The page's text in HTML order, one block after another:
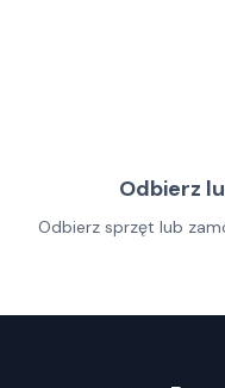
Odbierz
Odbierz sprzęt lub